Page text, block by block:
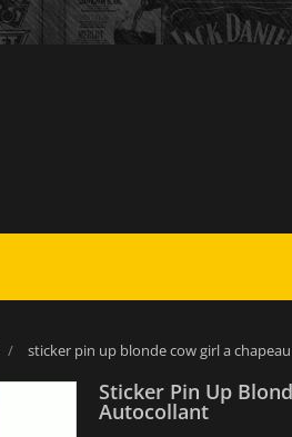
sticker pin up blonde cow girl a
Sticker Pin Up
Autocollant